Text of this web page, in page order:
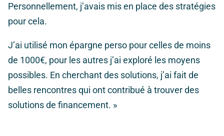
Personnellement, j’avais mis en place des stratégies
pour cela.
J’ai utilisé mon épargne perso pour celles de moins
de 1000€, pour les autres j’ai exploré les moyens
possibles. En cherchant des solutions, j’ai fait de
belles rencontres qui ont contribué à trouver des
solutions de financement. »